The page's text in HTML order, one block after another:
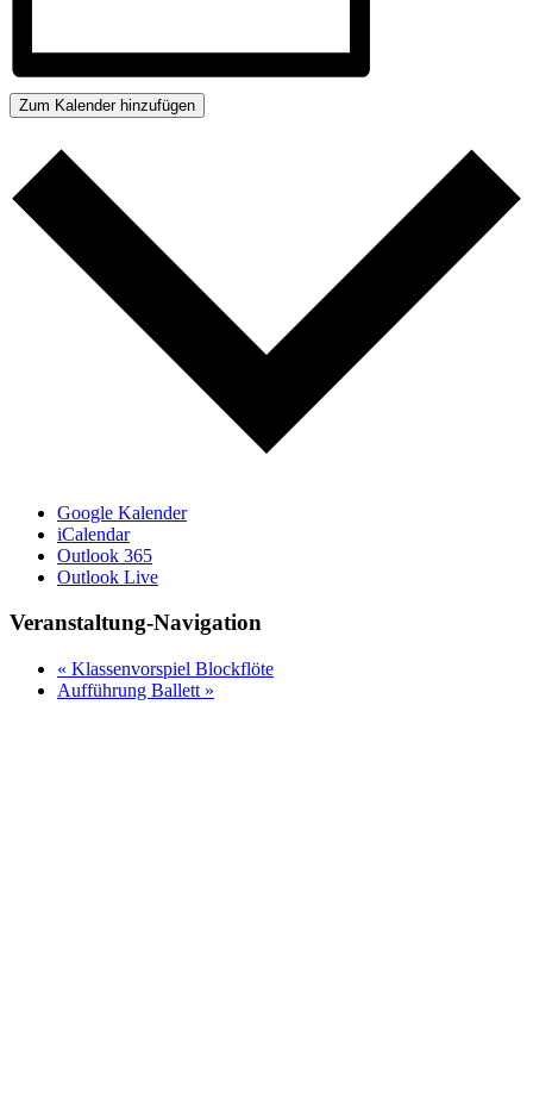
Zum Kalender hinzufügen
Google Kalender
iCalendar
Outlook 365
Outlook Live
Veranstaltung-Navigation
« Klassenvorspiel Blockflöte
Aufführung Ballett »